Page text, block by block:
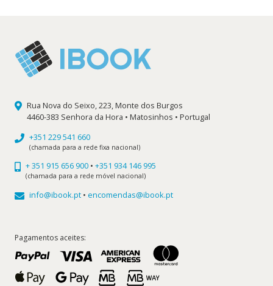
Rua Nova do Seixo, 223, Monte dos Burgos
4460-383 Senhora da Hora • Matosinhos • Portugal
+351 229 541 660
(chamada para a rede fixa nacional)
+ 351 915 656 900 • +351 934 146 995
(chamada para a rede móvel nacional)
info@ibook.pt • encomendas@ibook.pt
Pagamentos aceites: